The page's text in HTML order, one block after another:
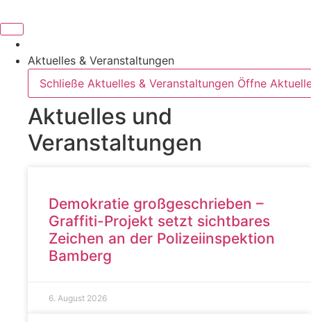
Aktuelles & Veranstaltungen
Schließe Aktuelles & Veranstaltungen Öffne
Aktuelles und
Veranstaltungen
Demokratie großgeschrieben –
Graffiti-Projekt setzt sichtbares
Zeichen an der Polizeiinspektion
Bamberg
6. August 2026